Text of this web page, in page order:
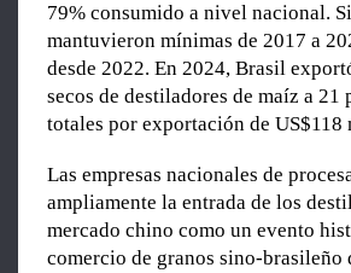
79% consumido a nivel nacional.
mantuvieron mínimas de 2017 a
desde 2022. En 2024, Brasil
secos de destiladores de maíz a
totales por exportación de US$118
Las empresas nacionales de
ampliamente la entrada de los
mercado chino como un evento
comercio de granos sino-brasileño